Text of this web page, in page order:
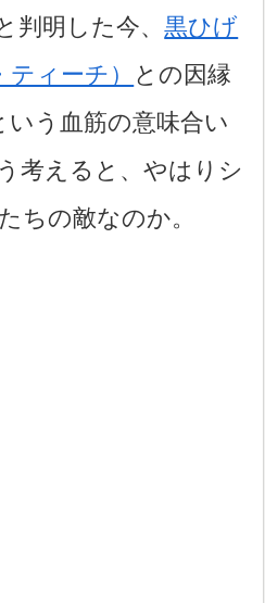
判明した今、黒ひげ
ティーチ）
との因縁
いう血筋の意味合い
考えると、やはりシ
ちの敵なのか。